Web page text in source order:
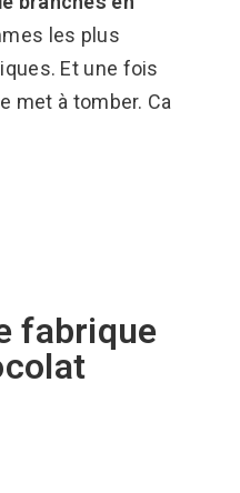
les plus
Et une fois
met à tomber. Ca
fabrique